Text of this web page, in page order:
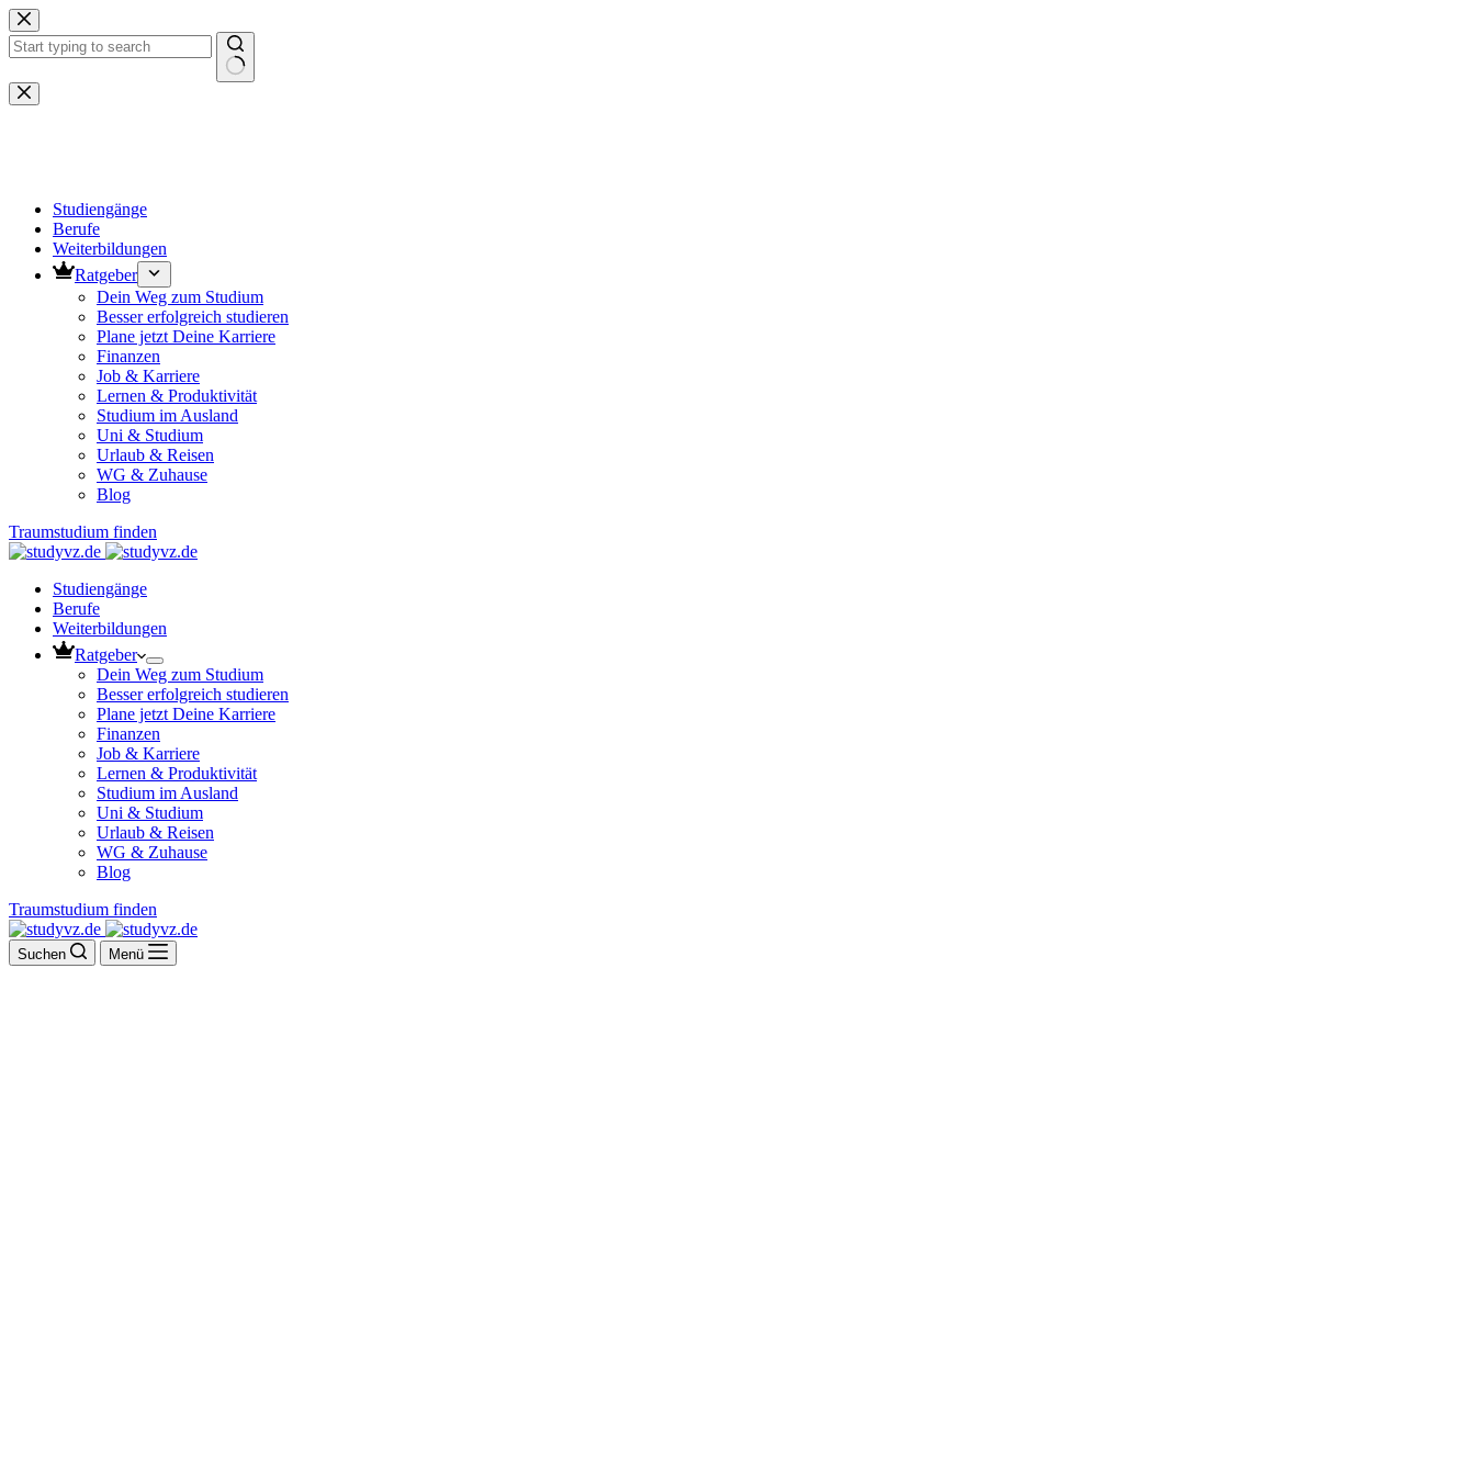
Zum
Inhalt
springen
Keine
Ergebnisse
Studiengänge
Berufe
Weiterbildungen
Ratgeber
Dein Weg zum Studium
Besser erfolgreich studieren
Plane jetzt Deine Karriere
Finanzen
Job & Karriere
Lernen & Produktivität
Studium im Ausland
Uni & Studium
Urlaub & Reisen
WG & Zuhause
Blog
Traumstudium finden
Studiengänge
Berufe
Weiterbildungen
Ratgeber
Dein Weg zum Studium
Besser erfolgreich studieren
Plane jetzt Deine Karriere
Finanzen
Job & Karriere
Lernen & Produktivität
Studium im Ausland
Uni & Studium
Urlaub & Reisen
WG & Zuhause
Blog
Traumstudium finden
Suchen Menü